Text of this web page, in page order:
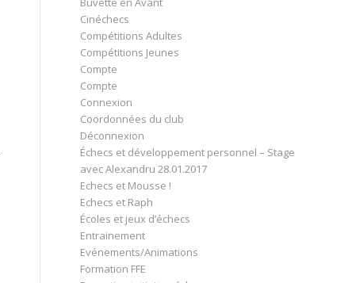
Cinéchecs
Compétitions Adultes
Compétitions Jeunes
Compte
Compte
Connexion
Coordonnées du club
Déconnexion
Échecs et développement personnel – Stage
avec Alexandru 28.01.2017
Echecs et Mousse !
Echecs et Raph
Écoles et jeux d’échecs
Entrainement
Evénements/Animations
Formation FFE